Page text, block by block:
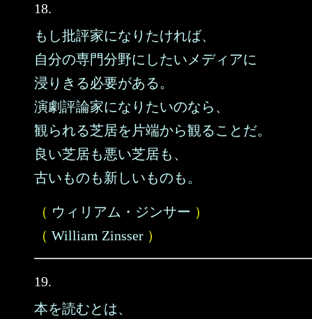
18.
もし批評家になりたければ、
自分の専門分野にしたいメディアに
浸りきる必要がある。
演劇評論家になりたいのなら、
観られる芝居を片端から観ることだ。
良い芝居も悪い芝居も、
古いものも新しいものも。
（ ウィリアム・ジンサー ）
（ William Zinsser ）
19.
本を読むとは、